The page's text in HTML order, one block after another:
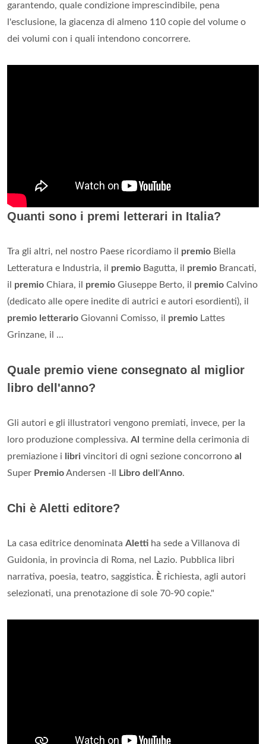
garantendo, quale condizione imprescindibile, pena
l'esclusione, la giacenza di almeno 110 copie del volume o
dei volumi con i quali intendono concorrere.
Quanti sono i premi letterari in Italia?
Tra gli altri, nel nostro Paese ricordiamo il premio Biella
Letteratura e Industria, il premio Bagutta, il premio Brancati,
il premio Chiara, il premio Giuseppe Berto, il premio Calvino
(dedicato alle opere inedite di autrici e autori esordienti), il
premio letterario Giovanni Comisso, il premio Lattes
Grinzane, il ...
Quale premio viene consegnato al miglior
libro dell'anno?
Gli autori e gli illustratori vengono premiati, invece, per la
loro produzione complessiva. Al termine della cerimonia di
premiazione i libri vincitori di ogni sezione concorrono al
Super PremioAndersen -Il Libro dell'Anno.
Chi è Aletti editore?
La casa editrice denominata Aletti ha sede a Villanova di
Guidonia, in provincia di Roma, nel Lazio. Pubblica libri
narrativa, poesia, teatro, saggistica. È richiesta, agli autori
selezionati, una prenotazione di sole 70-90 copie."